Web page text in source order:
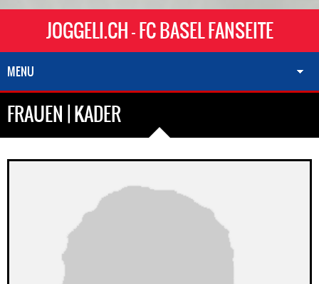
JOGGELI.CH - FC BASEL FANSEITE
MENU
FRAUEN | KADER